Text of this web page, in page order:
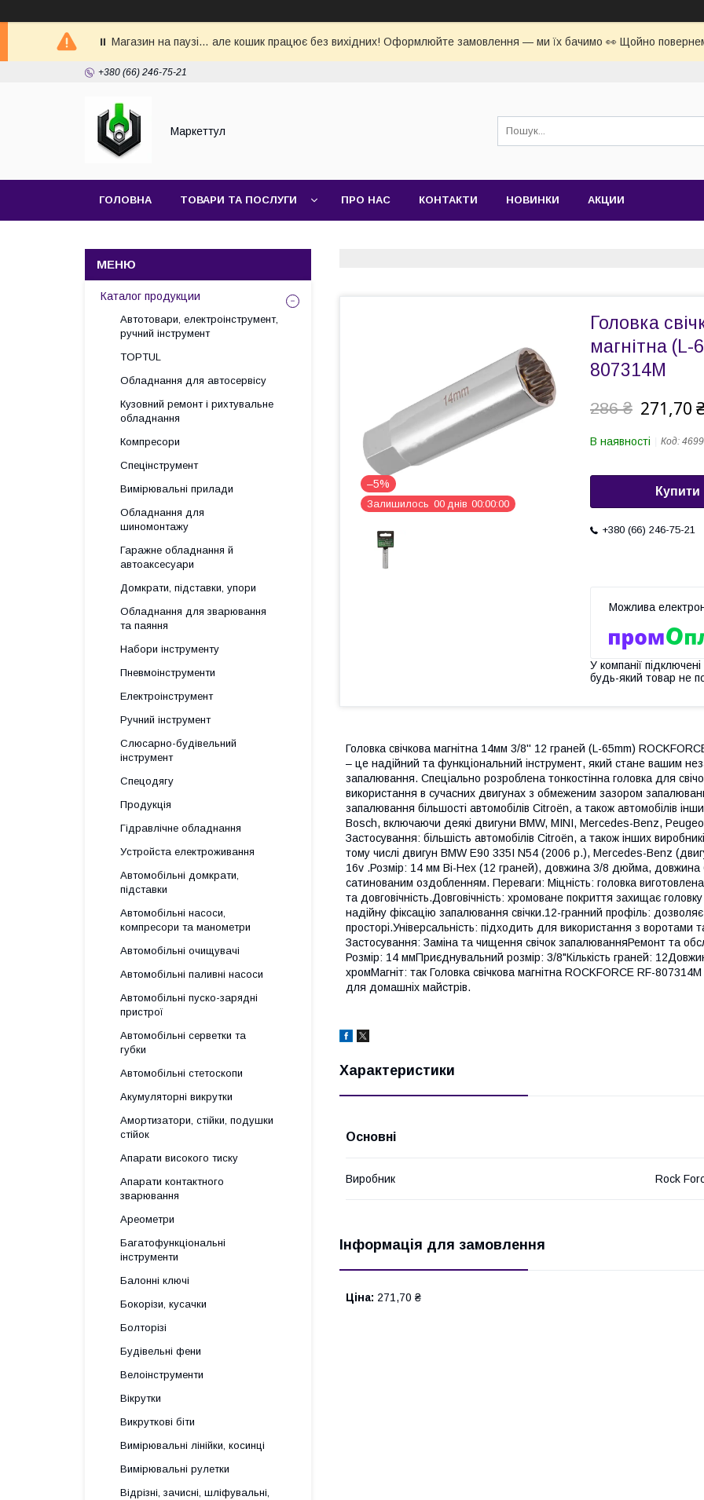
⏸ Магазин на паузі… але кошик працює без вихідних! Оформлюйте замовлення — ми їх бачимо 👀 Щойно
+380 (66) 246-75-21
Маркеттул
ГОЛОВНА ТОВАРИ ТА ПОСЛУГИ ПРО НАС КОНТАКТИ НОВИНКИ АКЦИИ
–5%
Залишилось 00 днів 00 00 00
Головка
магнітна
807314M
286 ₴ 271,70
В наявності Код:
Купити
+380 (66) 246-75-21
У компанії
будь-який товар не
Головка свічкова магнітна 14мм 3/8'' 12 граней (L-65mm)
– це надійний та функціональний інструмент, який стане вашим
запалювання. Спеціально розроблена тонкостінна головка для
використання в сучасних двигунах з обмеженим зазором
запалювання більшості автомобілів Citroën, а також автомобілів
Bosch, включаючи деякі двигуни BMW, MINI, Mercedes-Benz,
Застосування: більшість автомобілів Citroën, а також інших
тому числі двигун BMW E90 335I N54 (2006 р.), Mercedes-Benz
16v .Розмір: 14 мм Bi-Hex (12 граней), довжина 3/8 дюйма, довжина
сатинованим оздобленням. Переваги: Міцність: головка виготовлена
та довговічність.Довговічність: хромоване покриття захищає
надійну фіксацію запалювання свічки.12-гранний профіль:
просторі.Універсальність: підходить для використання з
Застосування: Заміна та чищення свічок запалюванняРемонт та
Розмір: 14 ммПриєднувальний розмір: 3/8"Кількість граней:
хромМагніт: так Головка свічкова магнітна ROCKFORCE RF-
для домашніх майстрів.
Характеристики
Основні
Виробник Rock
Інформація для замовлення
Ціна: 271,70 ₴
Каталог продукции
Автотовари, електроінструмент,
ручний інструмент
TOPTUL
Обладнання для автосервісу
Кузовний ремонт і рихтувальне
обладнання
Компресори
Спецінструмент
Вимірювальні прилади
Обладнання для
шиномонтажу
Гаражне обладнання й
автоаксесуари
Домкрати, підставки, упори
Обладнання для зварювання
та паяння
Набори інструменту
Пневмоінструменти
Електроінструмент
Ручний інструмент
Слюсарно-будівельний
інструмент
Спецодягу
Продукція
Гідравлічне обладнання
Уcтpoйстa елeктpoживання
Автомобільні домкрати,
підставки
Автомобільні насоси,
компресори та манометри
Автомобільні очищувачі
Автомобільні паливні насоси
Автомобільні пуско-зарядні
пристрої
Автомобільні серветки та
губки
Автомобільні стетоскопи
Акумуляторні викрутки
Амортизатори, стійки, подушки
стійок
Апарати високого тиску
Апарати контактного
зварювання
Ареометри
Багатофункціональні
інструменти
Балонні ключі
Бокорізи, кусачки
Болторізі
Будівельні фени
Велоінструменти
Вікрутки
Викруткові біти
Вимірювальні лінійки, косинці
Вимірювальні рулетки
Відрізні, зачисні, шліфувальні,